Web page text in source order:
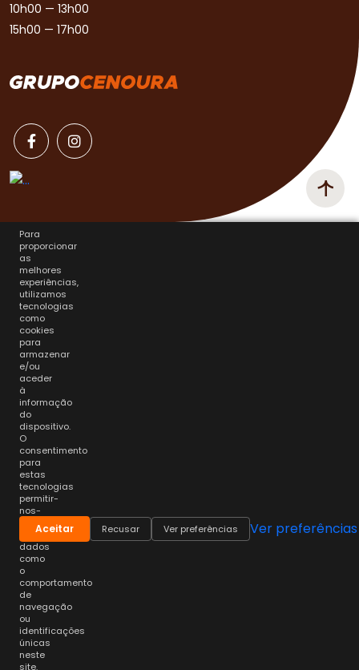
10h00 — 13h00
15h00 — 17h00
Para
proporcionar
as
melhores
experiências,
utilizamos
tecnologias
como
cookies
para
armazenar
e/ou
aceder
à
informação
do
dispositivo.
O
consentimento
para
estas
tecnologias
permitir-
nos-
á
processar
dados
como
o
comportamento
de
navegação
ou
identificações
únicas
neste
site.
Aceitar Recusar Ver preferências Ver preferências